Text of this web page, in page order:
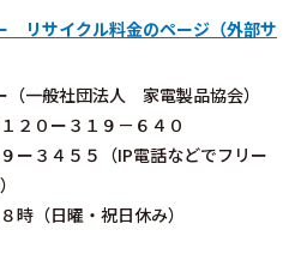
リサイクル料金のページ（外部サ
（一般社団法人 家電製品協会）
ー３１９－６４０
４５５（IP電話などでフリー
日曜・祝日休み）